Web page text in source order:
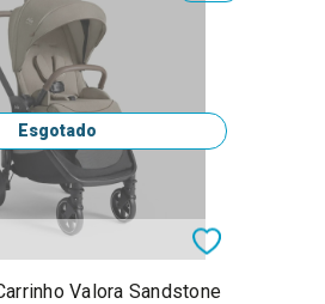
Esgotado
Valora Sandstone